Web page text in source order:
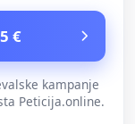
€
kampanje
Peticija.online.